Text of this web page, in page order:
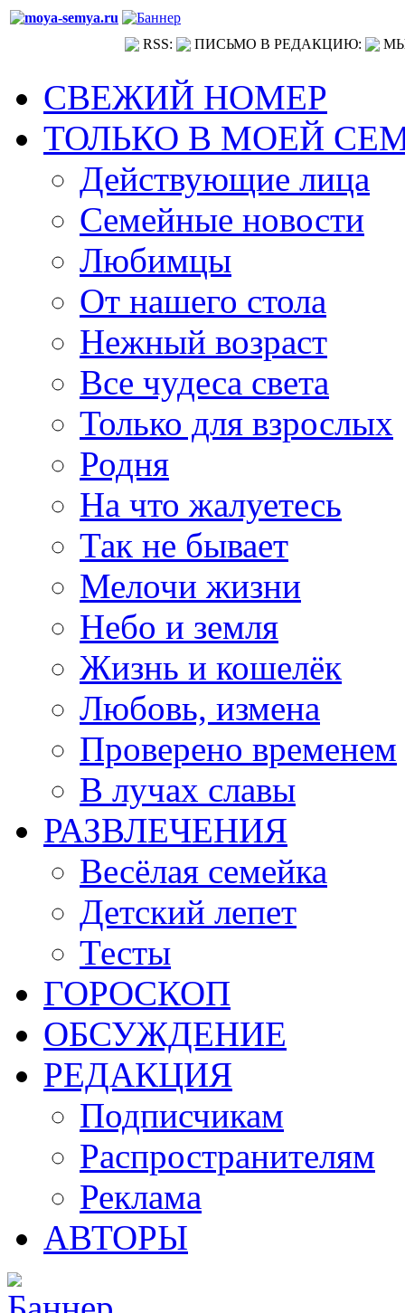
RSS: ПИСЬМО В РЕДАКЦИЮ:
СВЕЖИЙ НОМЕР
ТОЛЬКО В МОЕЙ
Действующие лица
Семейные новости
Любимцы
От нашего стола
Нежный возраст
Все чудеса света
Только для взрослых
Родня
На что жалуетесь
Так не бывает
Мелочи жизни
Небо и земля
Жизнь и кошелёк
Любовь, измена
Проверено временем
В лучах славы
РАЗВЛЕЧЕНИЯ
Весёлая семейка
Детский лепет
Тесты
ГОРОСКОП
ОБСУЖДЕНИЕ
РЕДАКЦИЯ
Подписчикам
Распространителям
Реклама
АВТОРЫ